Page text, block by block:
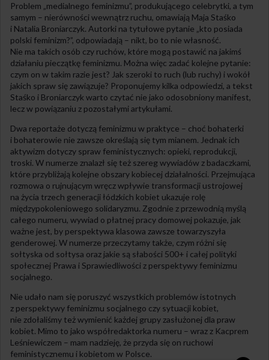
Problem „medialnego feminizmu”, produkującego celebrytki, a tym
samym – nierówności wewnątrz ruchu, omawiają Maja Staśko
i Natalia Broniarczyk. Autorki na tytułowe pytanie „kto posiada
polski feminizm?”, odpowiadają – nikt, bo to nie własność.
Nie ma takich osób czy ruchów, które mogą postawić na jakimś
działaniu pieczątkę feminizmu. Można więc zadać kolejne pytanie:
czym on w takim razie jest? Jak szeroki to ruch (lub ruchy) i wokół
jakich spraw się zawiązuje? Proponujemy kilka odpowiedzi, a tekst
Staśko i Broniarczyk warto czytać nie jako odosobniony manifest,
lecz w powiązaniu z pozostałymi artykułami.
Dwa reportaże dotyczą feminizmu w praktyce – choć bohaterki
i bohaterowie nie zawsze określają się tym mianem. Jednak ich
aktywizm dotyczy spraw feministycznych: opieki, reprodukcji,
troski. W numerze znalazł się też szereg wywiadów z badaczkami,
które przybliżają kolejne obszary kobiecej działalności. Przejmująca
rozmowa o rujnującym wręcz wpływie transformacji ustrojowej
na życia trzech generacji łódzkich kobiet ukazuje rolę
międzypokoleniowego solidaryzmu. Zgodnie z przewodnią myślą
całego numeru, wywiad o płatnej pracy domowej pokazuje, jak
ważne jest, by perspektywa klasowa zawsze towarzyszyła
genderowej. W numerze przeczytamy także, czym różni się
sołtyska od sołtysa oraz jakie są słabości 500+ i całej polityki
społecznej Prawa i Sprawiedliwości z perspektywy feminizmu
socjalnego.
Nie udało nam się poruszyć wszystkich problemów istotnych
z perspektywy feminizmu socjalnego czy sytuacji kobiet,
nie zdołaliśmy też wymienić każdej grupy zasłużonej dla praw
kobiet. Mimo to jako współredaktorka numeru – wraz z Kacprem
Leśniewiczem – mam nadzieję, że przyda się on ruchowi
feministycznemu i kobietom w Polsce.